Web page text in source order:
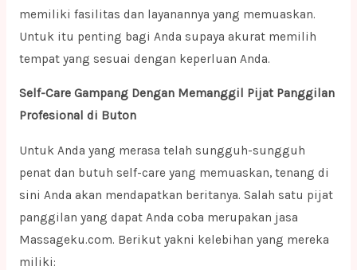
memiliki fasilitas dan layanannya yang memuaskan.
Untuk itu penting bagi Anda supaya akurat memilih
tempat yang sesuai dengan keperluan Anda.
Self-Care Gampang Dengan Memanggil Pijat Panggilan
Profesional di Buton
Untuk Anda yang merasa telah sungguh-sungguh
penat dan butuh self-care yang memuaskan, tenang di
sini Anda akan mendapatkan beritanya. Salah satu pijat
panggilan yang dapat Anda coba merupakan jasa
Massageku.com. Berikut yakni kelebihan yang mereka
miliki: